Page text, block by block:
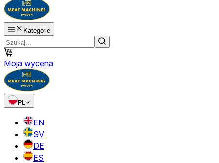
Kategorie
Moja wycena
PL
EN
SV
DE
ES